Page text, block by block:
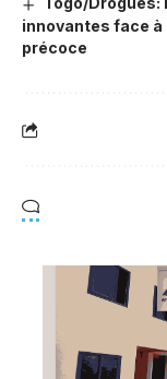
innovantes face à
précoce